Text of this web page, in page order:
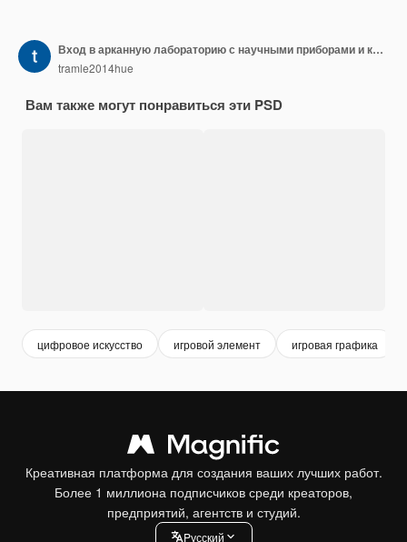
Вход в арканную лабораторию с научными приборами и коллекцией неоновых цветов F PNG Y2K Shape
tramle2014hue
Вам также могут понравиться эти PSD
цифровое искусство игровой элемент игровая графика
Креативная платформа для создания ваших лучших работ.
Более 1 миллиона подписчиков среди креаторов,
предприятий, агентств и студий.
Pусский